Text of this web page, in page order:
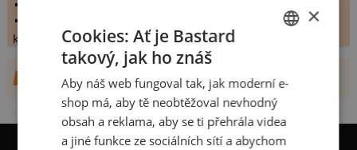
konečné hodnocení:7.032
DALŠÍ NÁVRHY OD LABI SLOVAK
×
Cookies: Ať je Bastard
takový, jak ho znáš
Aby náš web fungoval tak, jak moderní e-
shop má, aby tě neobtěžoval nevhodný
obsah a reklama, aby se ti přehrála videa
a jiné funkce ze sociálních sítí a abychom